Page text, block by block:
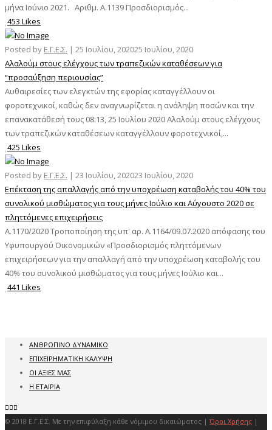
μήνα Ιούνιο 2021. Αριθμ. Α.1139 Προσδιορισμός...
453 Likes
Posted by Ε.Γ.Ε.Σ. | 25 Ιουλίου, 202025 Ιουλίου, 2020
Αλαλούμ στους ελέγχους των τραπεζικών καταθέσεων για
“προσαύξηση περιουσίας”
Αυθαιρεσίες των ελεγκτών της εφορίας καταγγέλλουν οι
φοροτεχνικοί, καθώς δεν αναγνωρίζεται η ανάληψη ποσών και την
επανακατάθεσή τους 08:13, 25 Ιουλίου 2020 Αλαλούμ στους ελέγχους
των τραπεζικών καταθέσεων καταγγέλλουν φοροτεχνικοί,...
425 Likes
Posted by Ε.Γ.Ε.Σ. | 23 Ιουλίου, 202023 Ιουλίου, 2020
Επέκταση της απαλλαγής από την υποχρέωση καταβολής του 40% του
συνολικού μισθώματος για τους μήνες Ιούλιο και Αύγουστο 2020 σε
πληττόμενες επιχειρήσεις
Α.1170/2020 Τροποποίηση της υπ' αρ. Α.1164/09.07.2020 απόφασης του
Υφυπουργού Οικονομικών «Προσδιορισμός πληττόμενων
επιχειρήσεων για την απαλλαγή από την υποχρέωση καταβολής του
40% του συνολικού μισθώματος για τους μήνες Ιούλιο και...
441 Likes
ΑΝΘΡΩΠΙΝΟ ΔΥΝΑΜΙΚΟ
ΕΠΙΧΕΙΡΗΜΑΤΙΚΗ ΚΑΛΥΨΗ
ΟΙ ΑΞΙΕΣ ΜΑΣ
Η ΕΤΑΙΡΙΑ
© 2018 Ε.Γ.Ε.Σ. Με την επιφύλαξη κάθε νόμιμου δικαιώματος | Όροι Χρήσης |